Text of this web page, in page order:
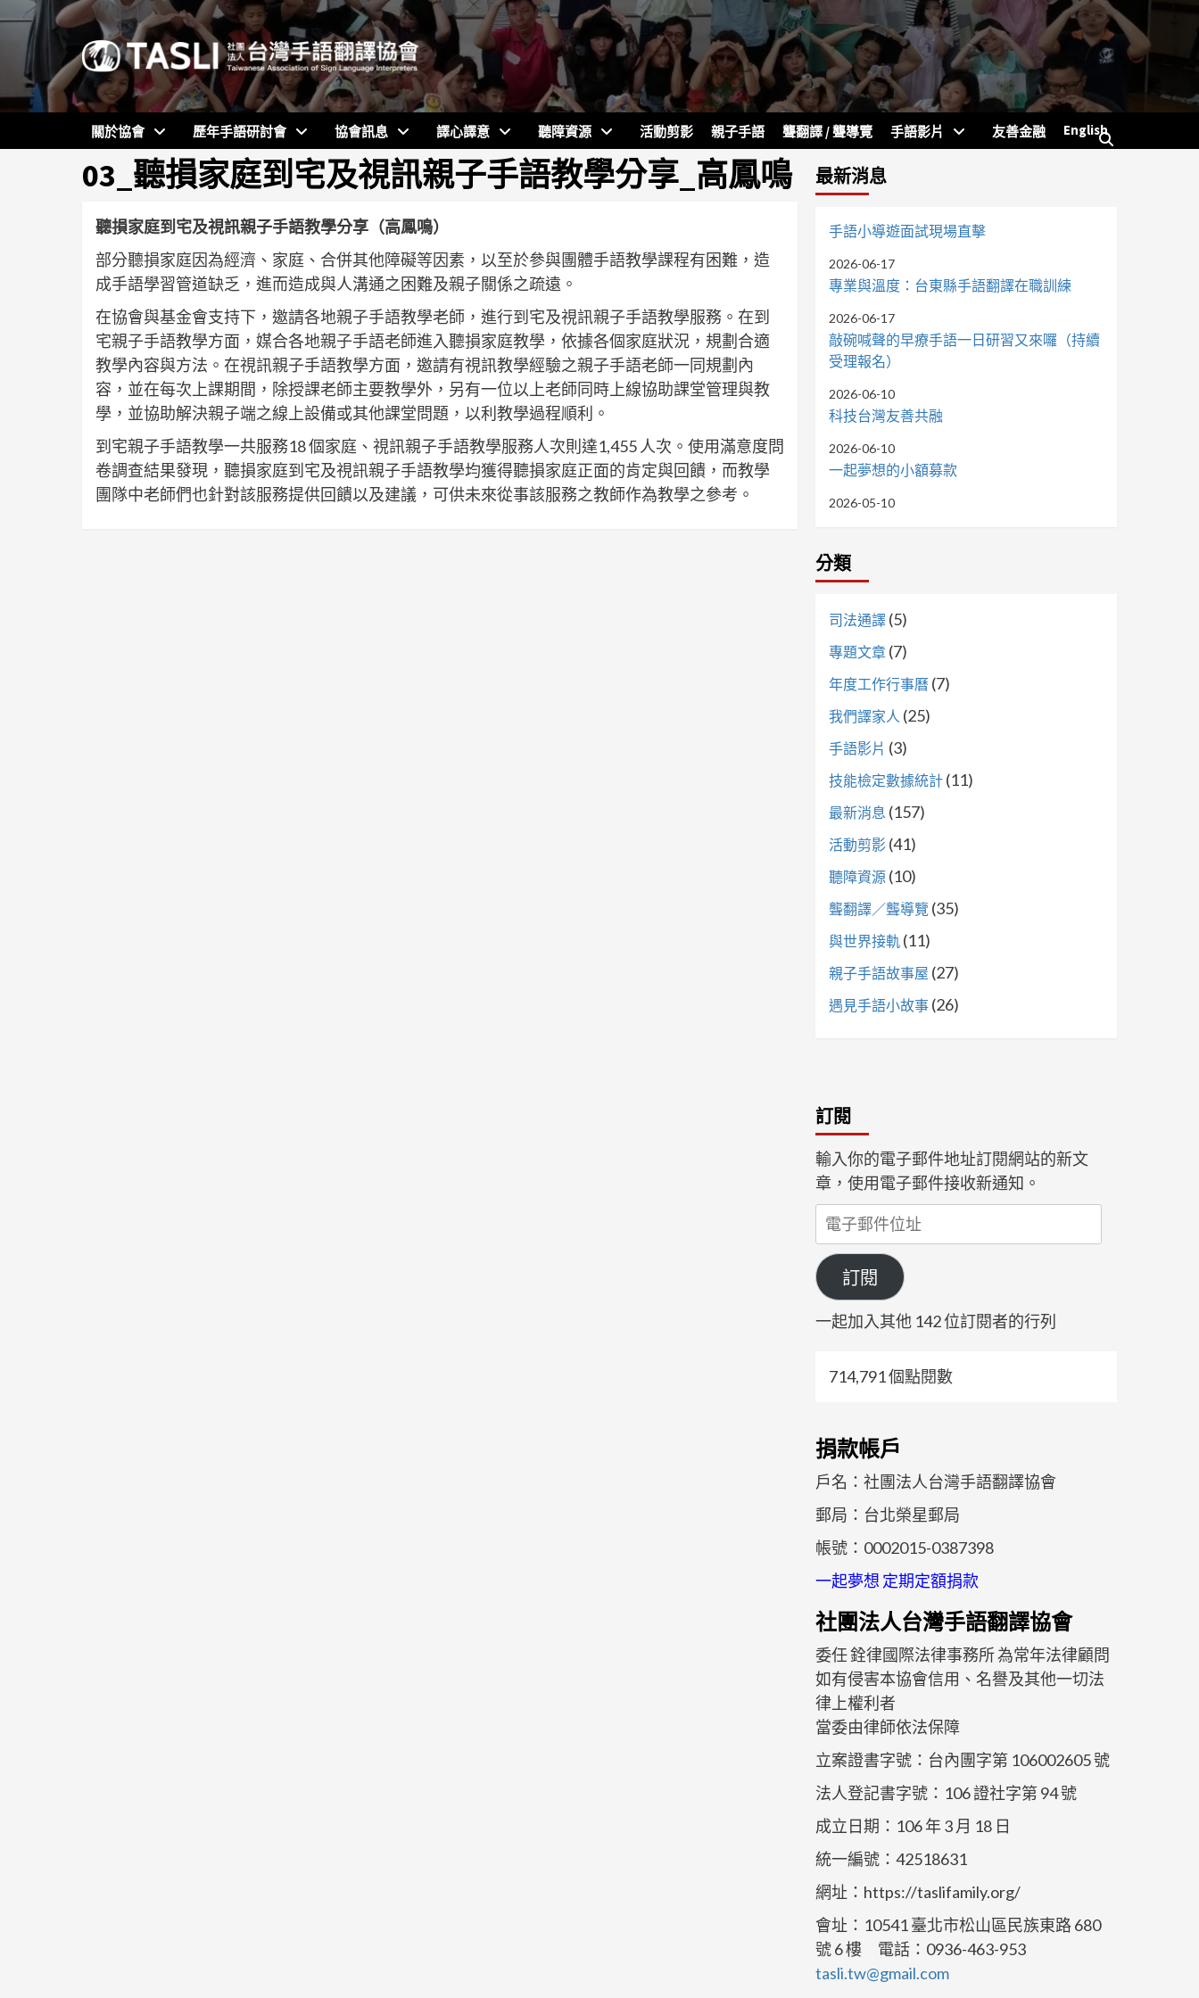
Skip
content
關於協會 歷年手語研討會 協會訊息 譯心譯意 聽障資源 活動剪影 親子手語 聾翻譯 / 聾導覽 手語影片 友善金融 English
03_聽損家庭到宅及視訊親子手語教學分享_高鳳鳴
聽損家庭到宅及視訊親子手語教學分享（高鳳鳴）
部分聽損家庭因為經濟、家庭、合併其他障礙等因素，以至於參與團體手語教學課程有困難，造
成手語學習管道缺乏，進而造成與人溝通之困難及親子關係之疏遠。
在協會與基金會支持下，邀請各地親子手語教學老師，進行到宅及視訊親子手語教學服務。在到
宅親子手語教學方面，媒合各地親子手語老師進入聽損家庭教學，依據各個家庭狀況，規劃合適
教學內容與方法。在視訊親子手語教學方面，邀請有視訊教學經驗之親子手語老師一同規劃內
容，並在每次上課期間，除授課老師主要教學外，另有一位以上老師同時上線協助課堂管理與教
學，並協助解決親子端之線上設備或其他課堂問題，以利教學過程順利。
到宅親子手語教學一共服務18 個家庭、視訊親子手語教學服務人次則達1,455 人次。使用滿意度問
卷調查結果發現，聽損家庭到宅及視訊親子手語教學均獲得聽損家庭正面的肯定與回饋，而教學
團隊中老師們也針對該服務提供回饋以及建議，可供未來從事該服務之教師作為教學之參考。
最新消息
手語小導遊面試現場直擊
2026-06-17
專業與溫度：台東縣手語翻譯在職訓練
2026-06-17
敲碗喊聲的早療手語一日研習又來囉（持續
受理報名）
2026-06-10
科技台灣友善共融
2026-06-10
一起夢想的小額募款
2026-05-10
分類
司法通譯 (5)
專題文章 (7)
年度工作行事曆 (7)
我們譯家人 (25)
手語影片 (3)
技能檢定數據統計 (11)
最新消息 (157)
活動剪影 (41)
聽障資源 (10)
聾翻譯／聾導覽 (35)
與世界接軌 (11)
親子手語故事屋 (27)
遇見手語小故事 (26)
訂閱
輸入你的電子郵件地址訂閱網站的新文
章，使用電子郵件接收新通知。
電
子
郵
件
訂閱
一起加入其他 142 位訂閱者的行列
714,791 個點閱數
捐款帳戶
戶名：社團法人台灣手語翻譯協會
郵局：台北榮星郵局
帳號：0002015-0387398
一起夢想 定期定額捐款​​
社團法人台灣手語翻譯協會
委任 銓律國際法律事務所 為常年法律顧問
如有侵害本協會信用、名譽及其他一切法
律上權利者
當委由律師依法保障
立案證書字號：台內團字第 106002605 號
法人登記書字號：106 證社字第 94 號
成立日期：106 年 3 月 18 日
統一編號：42518631
網址：https://taslifamily.org/
會址：10541 臺北市松山區民族東路 680
號 6 樓 電話：0936-463-953
tasli.tw@gmail.com